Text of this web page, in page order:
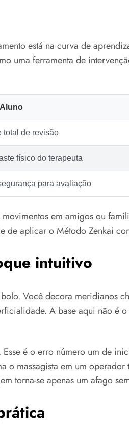
está na curva de
uma ferramenta de
total de revisão
físico do terapeuta
para avaliação
em amigos ou
de aplicar o Método Zenkai
intuitivo
Você decora meridianos
A base aqui não é
é o erro número um de
o massagista em um
torna-se apenas um afago